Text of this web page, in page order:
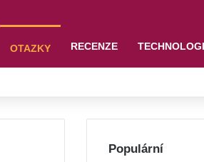
OTAZKY RECENZE
Populární